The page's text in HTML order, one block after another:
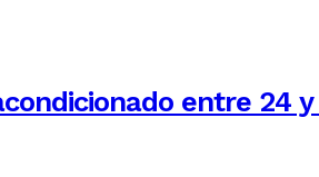
entre 24 y